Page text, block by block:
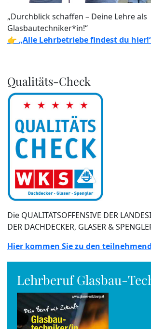
„Durchblick schaffen – Deine Lehre als
Glasbautechniker*in!“
👉 „Alle Lehrbetriebe findest du
Qualitäts-Check
Die QUALITÄTSOFFENSIVE DER
DER DACHDECKER, GLASER &
Hier kommen Sie zu den
Lehrberuf Glasbau-